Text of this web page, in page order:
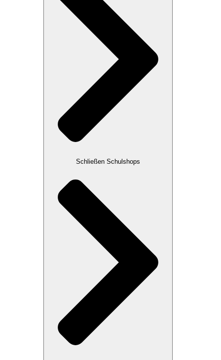
Schließen Schulshops